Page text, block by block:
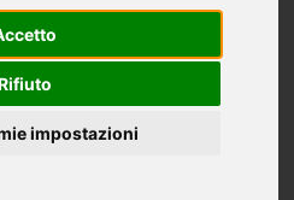
impostazioni